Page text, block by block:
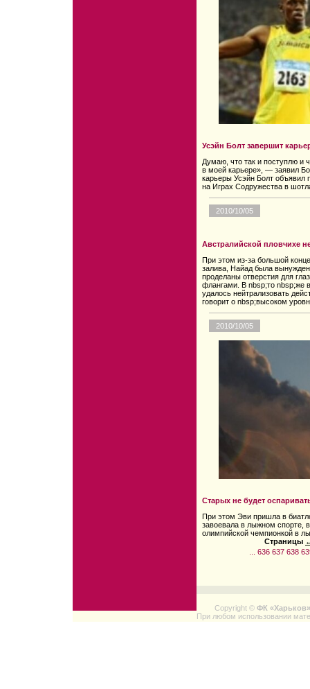
Усэйн Болт завершит
Думаю, что так и поступлю и
в моей карьере», — заявил
карьеры Усэйн Болт объявил
на Играх Содружества в
2010/10/05
Австралийской пловчихе
При этом из-за большой
залива, Найад была
проделаны отверстия для
флангами. В nbsp;то nbsp;же
удалось нейтрализовать
говорит о nbsp;высоком
2010/10/05
Старых не будет
При этом Эви пришла в
завоевала в лыжном спорте,
олимпийской чемпионкой в
Страницы
636 637 638
Copyright © ФК «Харьков»
При любом использовании